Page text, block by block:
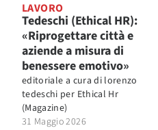
LAVORO
Tedeschi (Ethical HR):
«Riprogettare città e
aziende a misura di
benessere emotivo»
editoriale a cura di lorenzo
tedeschi per Ethical Hr
(Magazine)
31 Maggio 2026